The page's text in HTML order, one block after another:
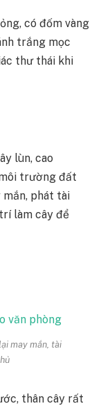
có đốm vàng
trắng mọc
thư thái khi
lùn, cao
trường đất
mắn, phát tài
làm cây để
may mắn, tài
thân cây rất